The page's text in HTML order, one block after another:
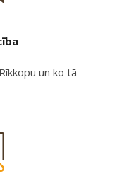
un ko tā